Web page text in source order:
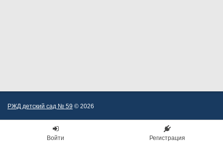
РЖД детский сад № 59 © 2026
Войти Регистрация